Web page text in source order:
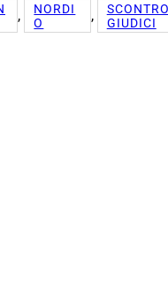
,
NORDI
O
,
GIUDICI